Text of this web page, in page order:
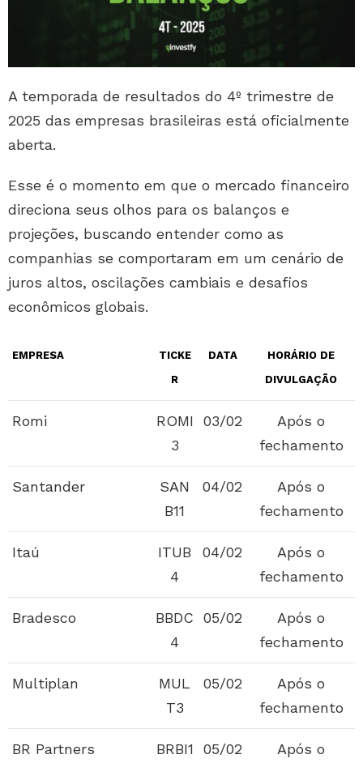
A temporada de resultados do 4º trimestre de
2025 das empresas brasileiras está oficialmente
aberta.
Esse é o momento em que o mercado financeiro
direciona seus olhos para os balanços e
projeções, buscando entender como as
companhias se comportaram em um cenário de
juros altos, oscilações cambiais e desafios
econômicos globais.
EMPRESA
TICKE
R
DATA
HORÁRIO DE
DIVULGAÇÃO
Romi
ROMI
3
03/02
Após o
fechamento
Santander
SAN
B11
04/02
Após o
fechamento
Itaú
ITUB
4
04/02
Após o
fechamento
Bradesco
BBDC
4
05/02
Após o
fechamento
Multiplan
MUL
T3
05/02
Após o
fechamento
BR Partners
BRBI1
05/02
Após o